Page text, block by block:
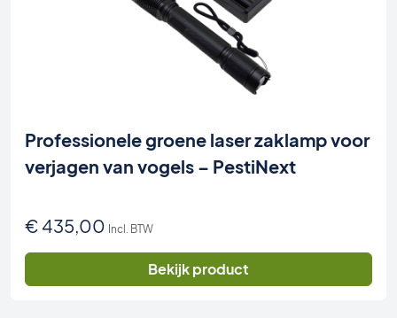
Professionele groene laser zaklamp voor
verjagen van vogels – PestiNext
€ 435,00 Incl. BTW
Bekijk product